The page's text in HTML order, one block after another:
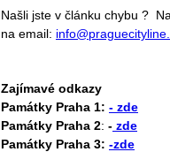
Našli jste v článku chybu ?
na email:
Zajímavé odkazy
Památky Praha 1: - zde
Památky Praha 2: - zde
Památky Praha 3: -zde